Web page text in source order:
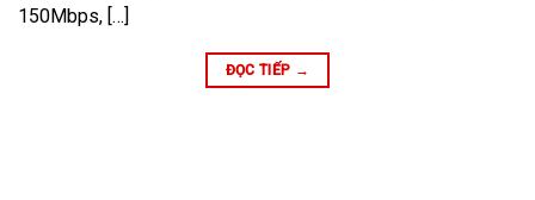
150Mbps, […]
ĐỌC TIẾP →